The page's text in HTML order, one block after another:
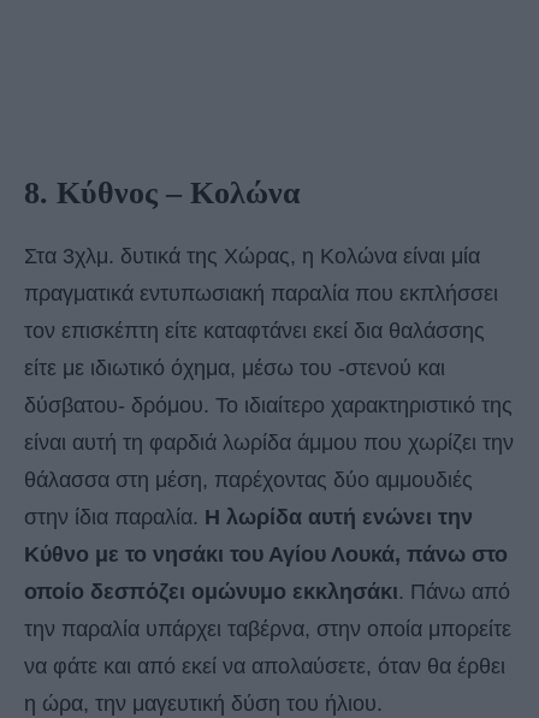
8. Κύθνος – Κολώνα
Στα 3χλμ. δυτικά της Χώρας, η Κολώνα είναι μία
πραγματικά εντυπωσιακή παραλία που εκπλήσσει
τον επισκέπτη είτε καταφτάνει εκεί δια θαλάσσης
είτε με ιδιωτικό όχημα, μέσω του -στενού και
δύσβατου- δρόμου. Το ιδιαίτερο χαρακτηριστικό της
είναι αυτή τη φαρδιά λωρίδα άμμου που χωρίζει την
θάλασσα στη μέση, παρέχοντας δύο αμμουδιές
στην ίδια παραλία. Η λωρίδα αυτή ενώνει την
Κύθνο με το νησάκι του Αγίου Λουκά, πάνω στο
οποίο δεσπόζει ομώνυμο εκκλησάκι. Πάνω από
την παραλία υπάρχει ταβέρνα, στην οποία μπορείτε
να φάτε και από εκεί να απολαύσετε, όταν θα έρθει
η ώρα, την μαγευτική δύση του ήλιου.